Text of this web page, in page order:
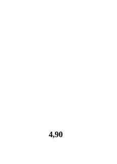
4,90